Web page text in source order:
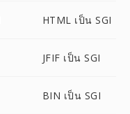
HTML เป็น SGI
JFIF เป็น SGI
BIN เป็น SGI